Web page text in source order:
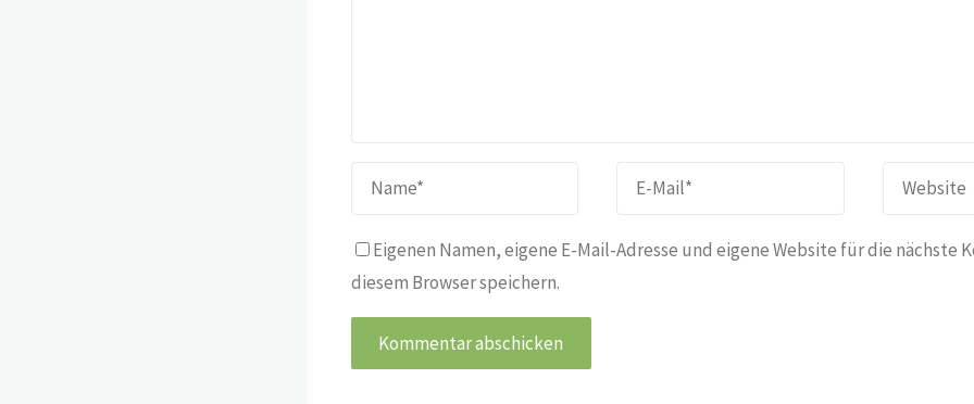
Eigenen Namen, eigene E-Mail-Adresse und eigene Website für die nächste
diesem Browser speichern.